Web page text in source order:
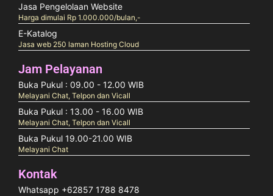
Jasa Pengelolaan Website
Harga dimulai Rp 1.000.000/bulan,-
E-Katalog
Jasa web 250 laman Hosting Cloud
Jam Pelayanan
Buka Pukul : 09.00 - 12.00 WIB
Melayani Chat, Telpon dan Vicall
Buka Pukul : 13.00 - 16.00 WIB
Melayani Chat, Telpon dan Vicall
Buka Pukul 19.00-21.00 WIB
Melayani Chat
Kontak
Whatsapp +62857 1788 8478